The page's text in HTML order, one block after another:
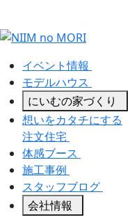
イベント情報
モデルハウス
にいむの家づくり
想いをカタチにする
注文住宅
体感ブース
施工事例
スタッフブログ
会社情報